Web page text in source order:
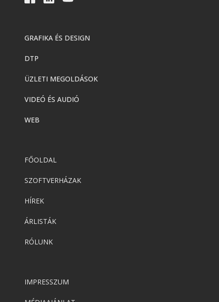
GRAFIKA ÉS DESIGN
DTP
ÜZLETI MEGOLDÁSOK
VIDEÓ ÉS AUDIÓ
WEB
FŐOLDAL
SZOFTVERHÁZAK
HÍREK
ÁRLISTÁK
RÓLUNK
IMPRESSZUM